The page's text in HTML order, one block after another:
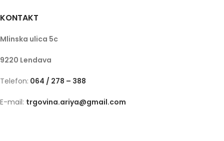
KONTAKT
Mlinska ulica 5c
9220 Lendava
Telefon: 064 / 278 – 388
E-mail: trgovina.ariya@gmail.com